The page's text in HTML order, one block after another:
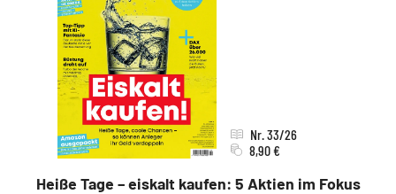
Heiße Tage – eiskalt kaufen: 5 Aktien im Fokus
Nr. 33/26
8,90 €